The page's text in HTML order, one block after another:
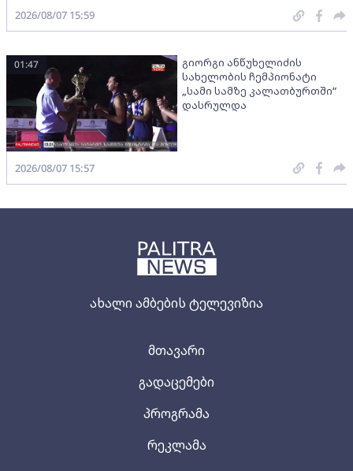
ახალი ამბების ტელევიზია
მთავარი
გადაცემები
პროგრამა
რეკლამა
2026/08/07 15:59
გიორგი ანწუხელიძის
სახელობის ჩემპიონატი
„სამი სამზე კალათბურთში“
დასრულდა
01:47
2026/08/07 15:57